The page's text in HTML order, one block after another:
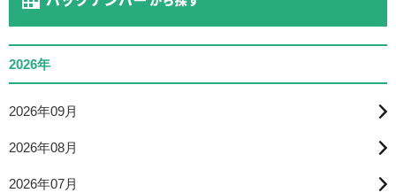
2026年
2026年09月
2026年08月
2026年07月